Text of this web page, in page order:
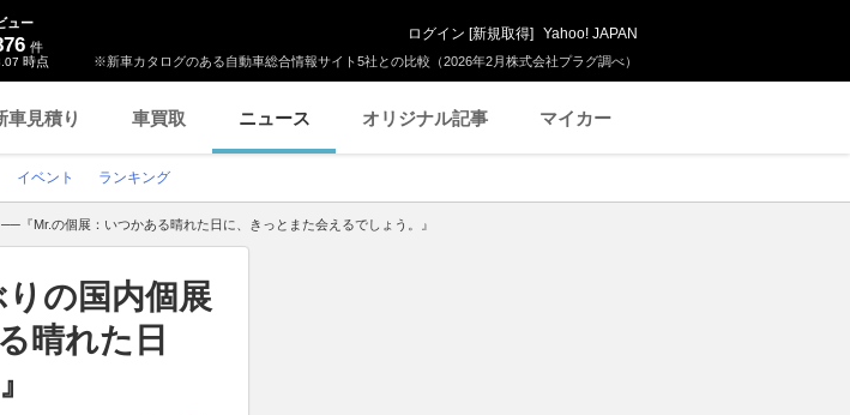
※新車カタログのある自動車総合情報サイト5社との比較（2026年2月株式会社プラグ調べ）
ュー
件
時点
ログイン [新規取得] Yahoo! JAPAN
車見積り 車買取 ニュース オリジナル記事 マイカー
イベント ランキング
『Mr.の個展：いつかある晴れた日に、きっとまた会えるでしょう。』
の国内個展
晴れた日